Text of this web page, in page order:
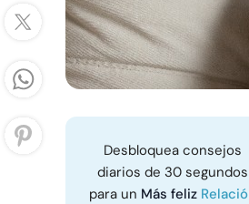
Desbloquea consejos
diarios de 30 segundos
para un Más feliz